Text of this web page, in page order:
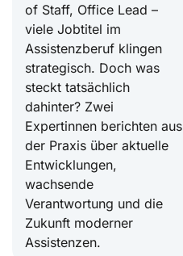
of Staff, Office Lead –
viele Jobtitel im
Assistenzberuf klingen
strategisch. Doch was
steckt tatsächlich
dahinter? Zwei
Expertinnen berichten aus
der Praxis über aktuelle
Entwicklungen,
wachsende
Verantwortung und die
Zukunft moderner
Assistenzen.